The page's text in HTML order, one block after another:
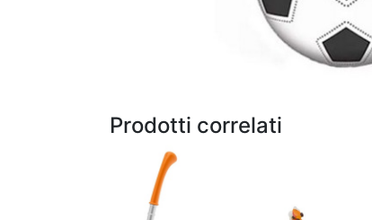
Prodotti correlati